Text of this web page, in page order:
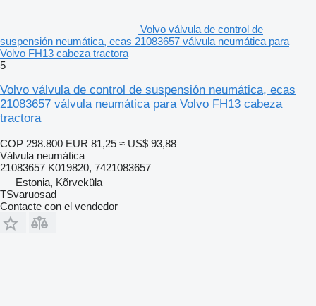
Volvo válvula de control de
suspensión neumática, ecas 21083657 válvula neumática para
Volvo FH13 cabeza tractora
5
Volvo válvula de control de suspensión neumática, ecas
21083657 válvula neumática para Volvo FH13 cabeza
tractora
COP 298.800 EUR 81,25 ≈ US$ 93,88
Válvula neumática
21083657 K019820, 7421083657
Estonia, Kõrveküla
TSvaruosad
Contacte con el vendedor